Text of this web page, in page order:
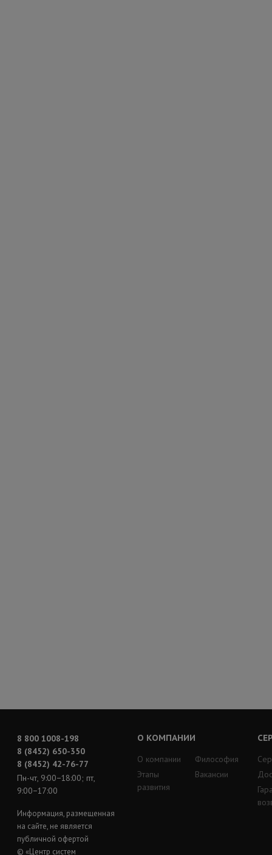
8 800 1008-198
8 (8452) 650-350
8 (8452) 42-76-77
Пн-чт, 9:00−18:00; пт,
9:00−17:00
Информация, размещенная
на сайте, не является
публичной офертой
© «Центр систем
О КОМПАНИИ
О компании
Этапы
развития
Философия
Вакансии